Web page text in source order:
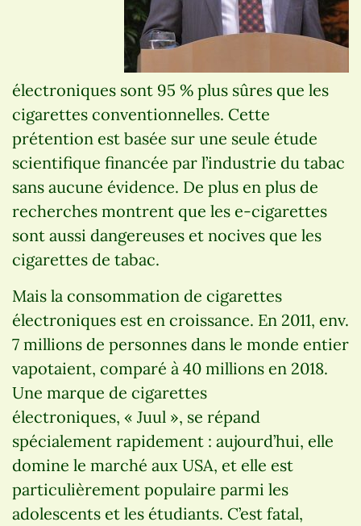
électroniques sont 95 % plus sûres que les
cigarettes conventionnelles. Cette
prétention est basée sur une seule étude
scientifique financée par l’industrie du tabac
sans aucune évidence. De plus en plus de
recherches montrent que les e-cigarettes
sont aussi dangereuses et nocives que les
cigarettes de tabac.
Mais la consommation de cigarettes
électroniques est en croissance. En 2011, env.
7 millions de personnes dans le monde entier
vapotaient, comparé à 40 millions en 2018.
Une marque de cigarettes
électroniques, « Juul », se répand
spécialement rapidement : aujourd’hui, elle
domine le marché aux USA, et elle est
particulièrement populaire parmi les
adolescents et les étudiants. C’est fatal,